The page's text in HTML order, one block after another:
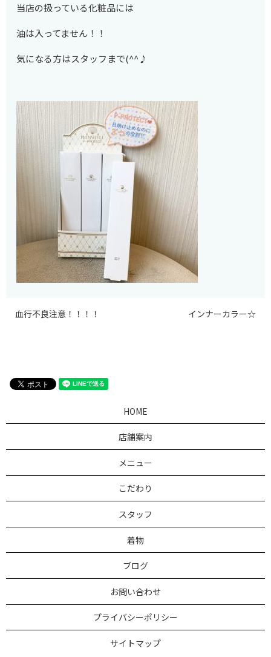
当店の扱っている化粧品には
油は入ってません！！
気になる方はスタッフまで(^^♪
血行不良注意！！！！ インナーカラー☆
HOME
店舗案内
メニュー
こだわり
スタッフ
着物
ブログ
お問い合わせ
プライバシーポリシー
サイトマップ